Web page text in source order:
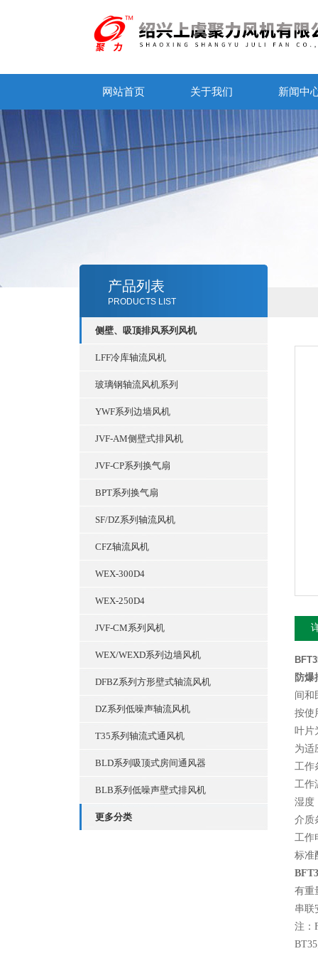
网站首页 关于我们 新闻中
产品列表
PRODUCTS LIST
侧壁、吸顶排风系列风机
LFF冷库轴流风机
玻璃钢轴流风机系列
YWF系列边墙风机
JVF-AM侧壁式排风机
JVF-CP系列换气扇
BPT系列换气扇
SF/DZ系列轴流风机
CFZ轴流风机
WEX-300D4
WEX-250D4
JVF-CM系列风机
WEX/WEXD系列边墙风机
DFBZ系列方形壁式轴流风机
DZ系列低噪声轴流风机
T35系列轴流式通风机
BLD系列吸顶式房间通风器
BLB系列低噪声壁式排风机
更多分类
防爆
间和
按使
叶片
为适
工作
工作
湿度
介质
工作
标准
有重
串联
注：